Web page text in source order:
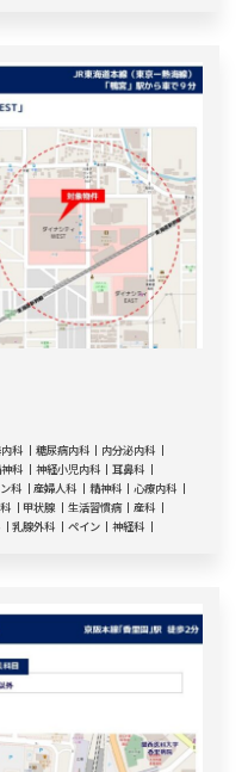
科 糖尿病内科
内分泌内科
科 神経小児内科
耳鼻科
科 産婦人科 精神科
心療内科
甲状腺 生活習慣病
産科
乳腺外科 ペイン 神経科